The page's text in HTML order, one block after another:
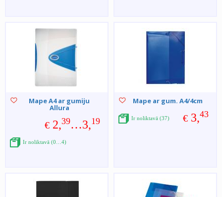
Mape A4 ar gumiju
Allura
€ 2,39…3,19
Ir noliktavā (0…4)
Mape ar gum. A4/4cm
€ 3,43
Ir noliktavā (37)